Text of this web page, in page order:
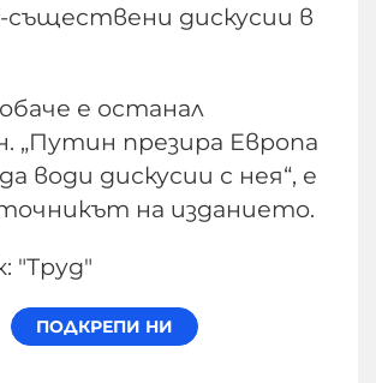
съществени дискусии в
е останал
„Путин презира Европа
води дискусии с нея“, е
на изданието.
"Труд"